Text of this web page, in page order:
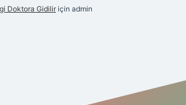
Doktora Gidilir için admin